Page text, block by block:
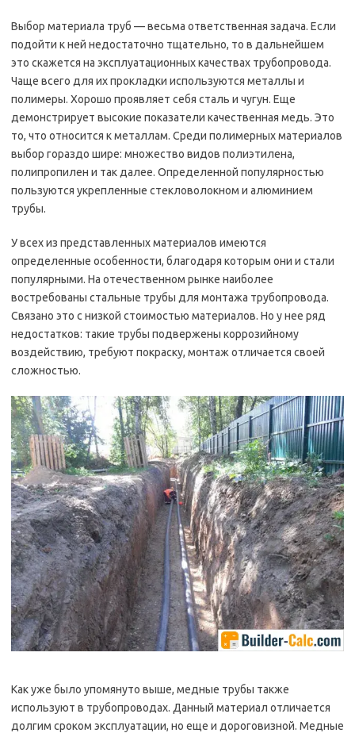
Выбор материала труб — весьма ответственная задача. Если
подойти к ней недостаточно тщательно, то в дальнейшем
это скажется на эксплуатационных качествах трубопровода.
Чаще всего для их прокладки используются металлы и
полимеры. Хорошо проявляет себя сталь и чугун. Еще
демонстрирует высокие показатели качественная медь. Это
то, что относится к металлам. Среди полимерных материалов
выбор гораздо шире: множество видов полиэтилена,
полипропилен и так далее. Определенной популярностью
пользуются укрепленные стекловолокном и алюминием
трубы.
У всех из представленных материалов имеются
определенные особенности, благодаря которым они и стали
популярными. На отечественном рынке наиболее
востребованы стальные трубы для монтажа трубопровода.
Связано это с низкой стоимостью материалов. Но у нее ряд
недостатков: такие трубы подвержены коррозийному
воздействию, требуют покраску, монтаж отличается своей
сложностью.
Как уже было упомянуто выше, медные трубы также
используют в трубопроводах. Данный материал отличается
долгим сроком эксплуатации, но еще и дороговизной. Медные